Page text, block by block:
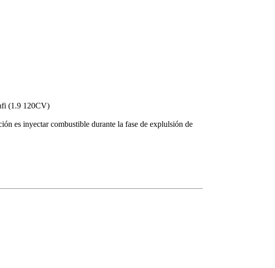
(1.9 120CV)
es inyectar combustible durante la fase de explulsión de